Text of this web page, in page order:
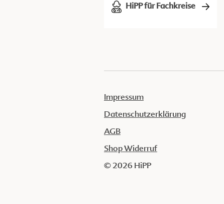
HiPP für Fachkreise
Impressum
Datenschutzerklärung
AGB
Shop Widerruf
© 2026 HiPP